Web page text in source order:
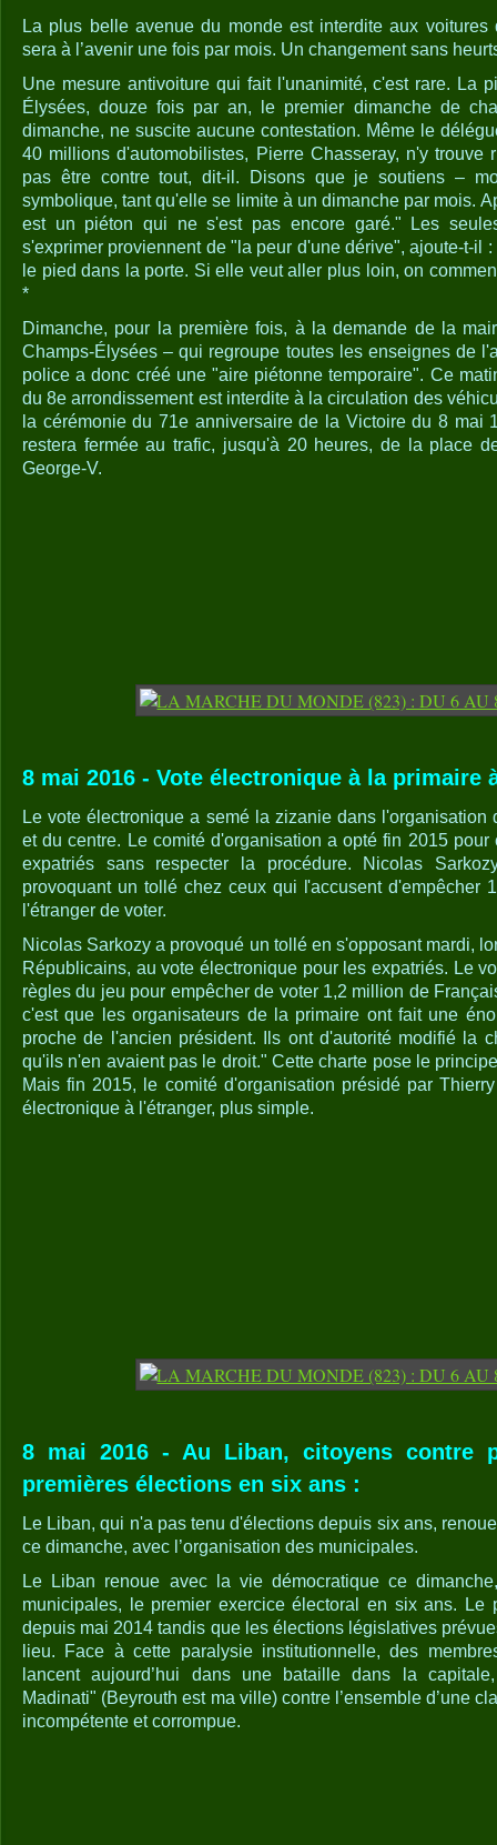
La plus belle avenue du monde est interdite aux voitures
sera à l’avenir une fois par mois. Un changement sans
Une mesure antivoiture qui fait l'unanimité, c'est rare. La
Élysées, douze fois par an, le premier dimanche de
dimanche, ne suscite aucune contestation. Même le
40 millions d'automobilistes, Pierre Chasseray, n'y trouve
pas être contre tout, dit-il. Disons que je soutiens –
symbolique, tant qu'elle se limite à un dimanche par mois.
est un piéton qui ne s'est pas encore garé." Les
s'exprimer proviennent de "la peur d'une dérive", ajoute-t-il
le pied dans la porte. Si elle veut aller plus loin, on
*
Dimanche, pour la première fois, à la demande de la
Champs-Élysées – qui regroupe toutes les enseignes de
police a donc créé une "aire piétonne temporaire". Ce
du 8e arrondissement est interdite à la circulation des
la cérémonie du 71e anniversaire de la Victoire du 8 mai
restera fermée au trafic, jusqu'à 20 heures, de la place
George-V.
8 mai 2016 - Vote électronique à la primaire
Le vote électronique a semé la zizanie dans
et du centre. Le comité d'organisation a opté fin 2015
expatriés sans respecter la procédure. Nicolas
provoquant un tollé chez ceux qui l'accusent d'empêcher
l'étranger de voter.
Nicolas Sarkozy a provoqué un tollé en s'opposant mardi,
Républicains, au vote électronique pour les expatriés. Le
règles du jeu pour empêcher de voter 1,2 million de
c'est que les organisateurs de la primaire ont fait une
proche de l'ancien président. Ils ont d'autorité modifié la
qu'ils n'en avaient pas le droit." Cette charte pose le
Mais fin 2015, le comité d'organisation présidé par
électronique à l'étranger, plus simple.
8 mai 2016 - Au Liban, citoyens contre
premières élections en six ans :
Le Liban, qui n'a pas tenu d'élections depuis six ans,
ce dimanche, avec l’organisation des municipales.
Le Liban renoue avec la vie démocratique ce
municipales, le premier exercice électoral en six ans. Le
depuis mai 2014 tandis que les élections législatives
lieu. Face à cette paralysie institutionnelle, des
lancent aujourd’hui dans une bataille dans la
Madinati" (Beyrouth est ma ville) contre l’ensemble d’une
incompétente et corrompue.